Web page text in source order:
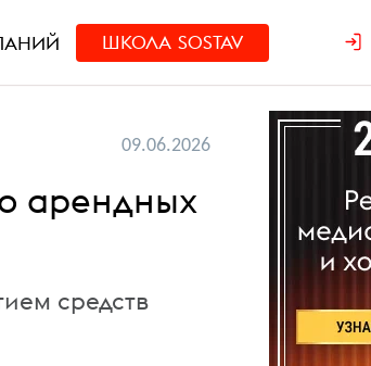
ШКОЛА SOSTAV
09.06.2026
арендных
средств